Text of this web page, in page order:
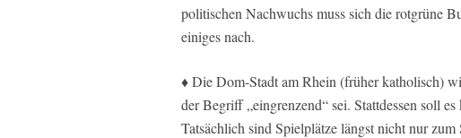
politischen Nachwuchs muss sich die rotgrüne
einiges nach.
♦ Die Dom-Stadt am Rhein (früher katholisch)
der Begriff „eingrenzend“ sei. Stattdessen soll
Tatsächlich sind Spielplätze längst nicht nur